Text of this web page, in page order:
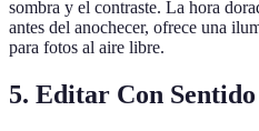
sombra y el contraste. La hora
antes del anochecer, ofrece una
para fotos al aire libre.
5. Editar Con Sentido